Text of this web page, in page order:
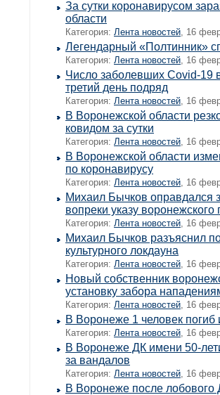
За сутки коронавирусом
области
Категория: Лента новостей, 16
Легендарный «Полтинник»
Категория: Лента новостей, 16
Число заболевших Covid-19
третий день подряд
Категория: Лента новостей, 16
В Воронежской области
ковидом за сутки
Категория: Лента новостей, 16
В Воронежской области
по коронавирусу
Категория: Лента новостей, 16
Михаил Бычков оправдался
вопреки указу воронежского
Категория: Лента новостей, 16
Михаил Бычков разъяснил
культурного локдауна
Категория: Лента новостей, 16
Новый собственник
установку забора
Категория: Лента новостей, 16
В Воронеже 1 человек
Категория: Лента новостей, 16
В Воронеже ДК имени 50-
за вандалов
Категория: Лента новостей, 16
В Воронеже после лобового